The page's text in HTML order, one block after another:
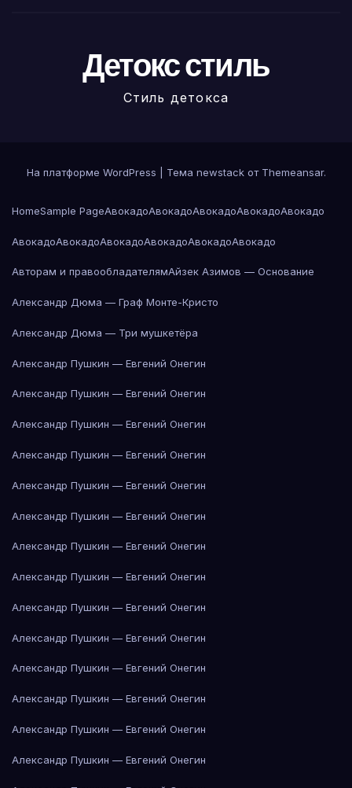
Детокс стиль
Стиль детокса
На платформе WordPress Тема newstack от Themeansar.
HomeSample PageАвокадоАвокадоАвокадоАвокадоАвокадо
АвокадоАвокадоАвокадоАвокадоАвокадоАвокадо
Авторам и правообладателямАйзек Азимов — Основание
Александр Дюма — Граф Монте-Кристо
Александр Дюма — Три мушкетёра
Александр Пушкин — Евгений Онегин
Александр Пушкин — Евгений Онегин
Александр Пушкин — Евгений Онегин
Александр Пушкин — Евгений Онегин
Александр Пушкин — Евгений Онегин
Александр Пушкин — Евгений Онегин
Александр Пушкин — Евгений Онегин
Александр Пушкин — Евгений Онегин
Александр Пушкин — Евгений Онегин
Александр Пушкин — Евгений Онегин
Александр Пушкин — Евгений Онегин
Александр Пушкин — Евгений Онегин
Александр Пушкин — Евгений Онегин
Александр Пушкин — Евгений Онегин